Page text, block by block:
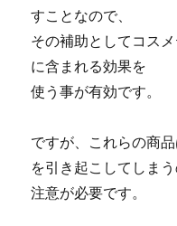
すことなので、
その補助としてコス
に含まれる効果を
使う事が有効です。
ですが、これらの商
を引き起こしてしま
注意が必要です。